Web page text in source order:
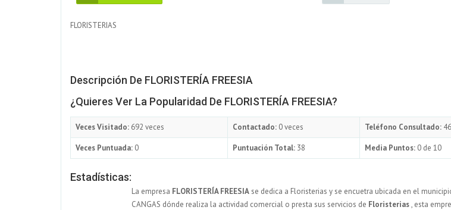
FLORISTERIAS
Descripción De FLORISTERÍA FREESIA
¿Quieres Ver La Popularidad De FLORISTERÍA FREESIA?
Veces Visitado: 692 veces Contactado: 0 veces Teléfono Consultado:
Veces Puntuada: 0 Puntuación Total: 38 Media Puntos: 0 de 10
Estadísticas:
La empresa FLORISTERÍA FREESIAse dedica a Floristerias y se encuetra ubicada en el
CANGAS dónde realiza la actividad comercial o presta sus servicios de Floristerias, esta